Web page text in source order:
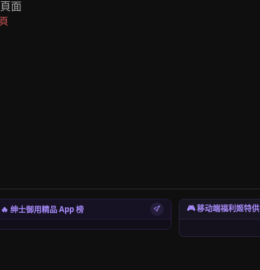
面
🔥 绅士御用精品 App 榜 🎮 移动端福利姬特供